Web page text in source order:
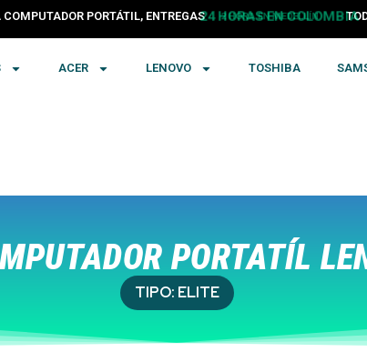
PORTÁTIL, ENTREGAS24 HORAS EN COLOMBIA
ACER LENOVO TOSHIBA
PORTATÍL
TIPO: ELITE